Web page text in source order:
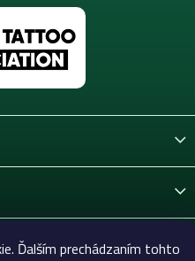
Ďalším prechádzaním tohto